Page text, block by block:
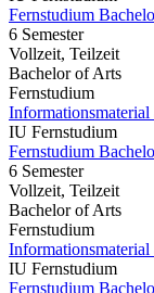
Fernstudium
6 Semester
Vollzeit, Teilzeit
Bachelor of Arts
Fernstudium
Informationsmaterial
IU Fernstudium
Fernstudium
6 Semester
Vollzeit, Teilzeit
Bachelor of Arts
Fernstudium
Informationsmaterial
IU Fernstudium
Fernstudium